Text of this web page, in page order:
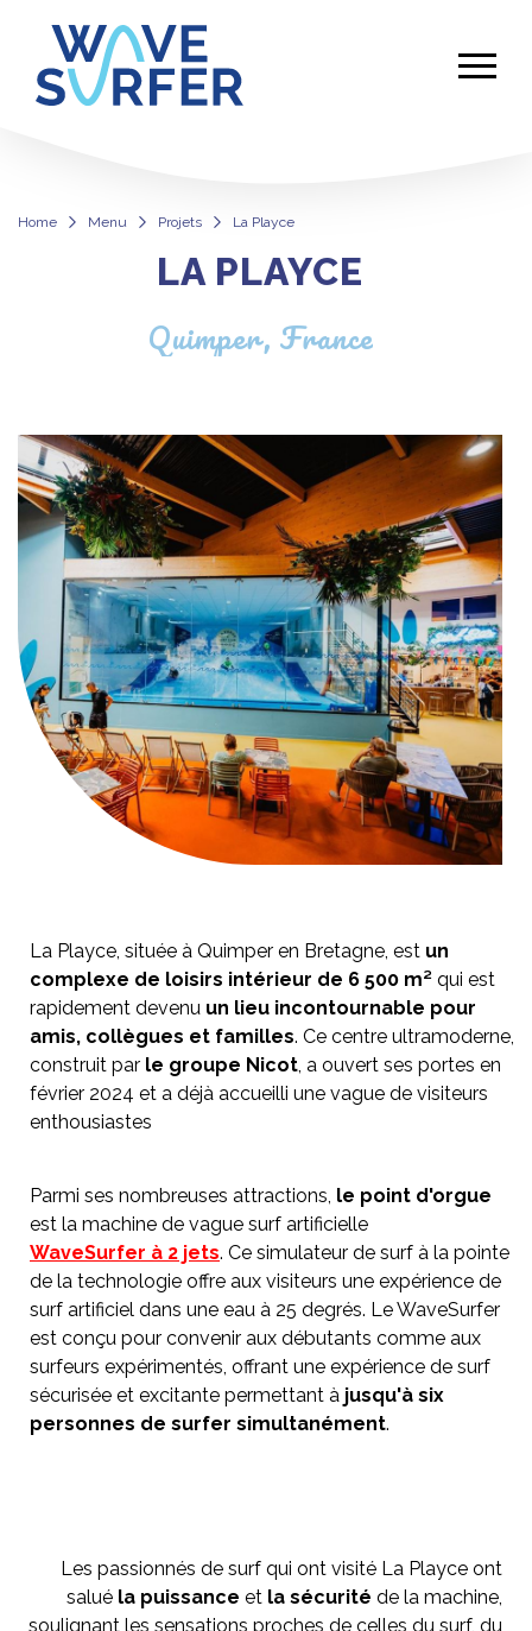
Home Menu Projets La Playce
LA PLAYCE
Quimper, France
La Playce, située à Quimper en Bretagne, est un
complexe de loisirs intérieur de 6 500 m² qui est
rapidement devenu un lieu incontournable pour
amis, collègues et familles. Ce centre ultramoderne,
construit par le groupe Nicot , a ouvert ses portes en
février 2024 et a déjà accueilli une vague de visiteurs
enthousiastes
Parmi ses nombreuses attractions, le point d'orgue
est la machine de vague surf artificielle
WaveSurfer à 2 jets. Ce simulateur de surf à la pointe
de la technologie offre aux visiteurs une expérience de
surf artificiel dans une eau à 25 degrés. Le WaveSurfer
est conçu pour convenir aux débutants comme aux
surfeurs expérimentés, offrant une expérience de surf
sécurisée et excitante permettant à jusqu'à six
personnes de surfer simultanément.
Les passionnés de surf qui ont visité La Playce ont
salué la puissance et la sécurité de la machine,
soulignant les sensations proches de celles du surf, du